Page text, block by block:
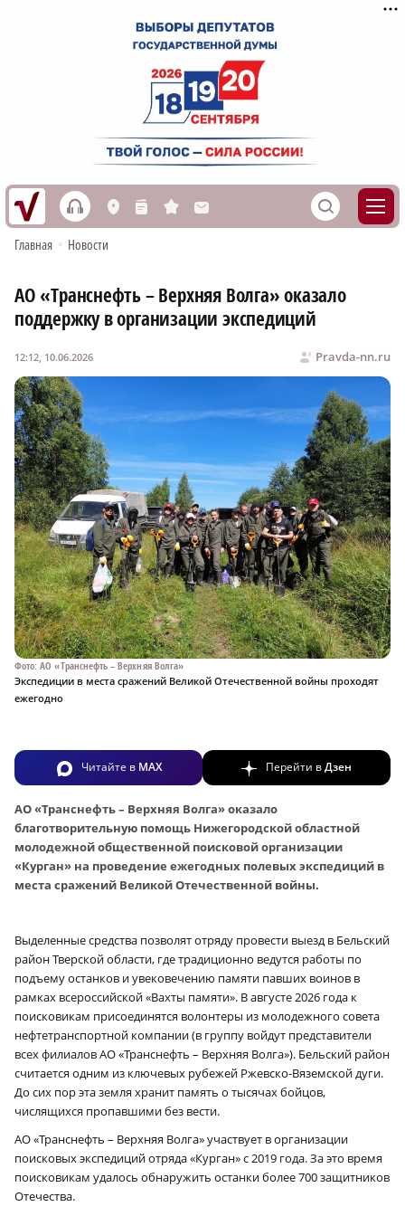
h L n s M S
Главная • Новости
АО «Транснефть – Верхняя Волга» оказало
поддержку в организации экспедиций
Pravda-nn.ru
12:12, 10.06.2026
Фото: АО «Транснефть – Верхняя Волга»
Экспедиции в места сражений Великой Отечественной войны проходят
ежегодно
Читайте в MAX Перейти вДзен
АО «Транснефть – Верхняя Волга» оказало
благотворительную помощь Нижегородской областной
молодежной общественной поисковой организации
«Курган» на проведение ежегодных полевых экспедиций в
места сражений Великой Отечественной войны.
Выделенные средства позволят отряду провести выезд в Бельский
район Тверской области, где традиционно ведутся работы по
подъему останков и увековечению памяти павших воинов в
рамках всероссийской «Вахты памяти». В августе 2026 года к
поисковикам присоединятся волонтеры из молодежного совета
нефтетранспортной компании (в группу войдут представители
всех филиалов АО «Транснефть – Верхняя Волга»). Бельский район
считается одним из ключевых рубежей Ржевско-Вяземской дуги.
До сих пор эта земля хранит память о тысячах бойцов,
числящихся пропавшими без вести.
АО «Транснефть – Верхняя Волга» участвует в организации
поисковых экспедиций отряда «Курган» с 2019 года. За это время
поисковикам удалось обнаружить останки более 700 защитников
Отечества.